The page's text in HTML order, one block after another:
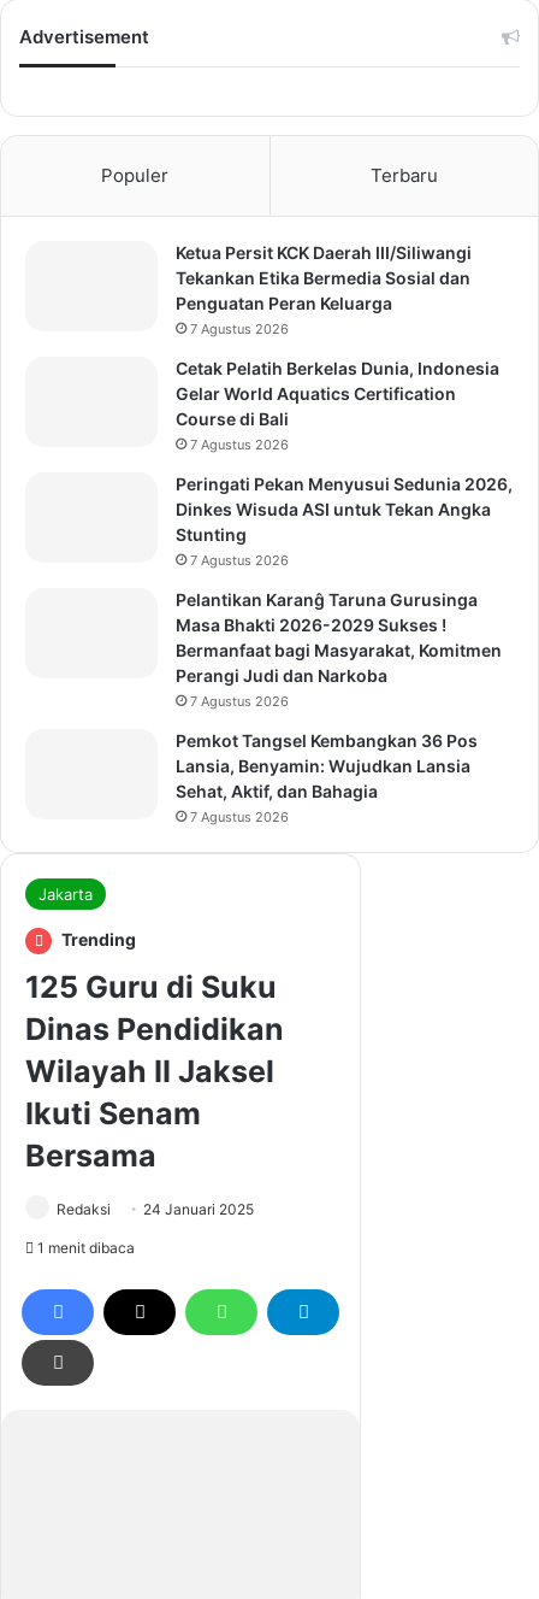
Advertisement
Populer Terbaru
Ketua Persit KCK Daerah III/Siliwangi
Tekankan Etika Bermedia Sosial dan
Penguatan Peran Keluarga
7 Agustus 2026
Cetak Pelatih Berkelas Dunia, Indonesia
Gelar World Aquatics Certification
Course di Bali
7 Agustus 2026
Peringati Pekan Menyusui Sedunia 2026,
Dinkes Wisuda ASI untuk Tekan Angka
Stunting
7 Agustus 2026
Pelantikan Karanĝ Taruna Gurusinga
Masa Bhakti 2026-2029 Sukses !
Bermanfaat bagi Masyarakat, Komitmen
Perangi Judi dan Narkoba
7 Agustus 2026
Pemkot Tangsel Kembangkan 36 Pos
Lansia, Benyamin: Wujudkan Lansia
Sehat, Aktif, dan Bahagia
7 Agustus 2026